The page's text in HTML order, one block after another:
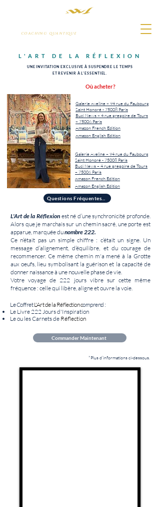
COACHING QUANTIQUE
L'ART DE LA RÉFLEXION
UNE INVITATION EXCLUSIVE À SUSPENDRE LE TEMPS
ET REVENIR À L'ESSENTIEL.
Où acheter?
Galerie Aveline – 94 rue du Faubourg
Saint Honoré - 75008 Paris
Buci News – 4 rue gregoire de Tours
– 75006 Paris
Amazon French Edition
Amazon English Edition
Galerie Aveline – 94 rue du Faubourg
Saint Honoré - 75008 Paris
Buci News – 4 rue gregoire de Tours
– 75006 Paris
Amazon French Edition
Amazon English Edition
Questions Fréquentes...
L'Art de la Réflexionest né d’une synchronicité profonde.
Alors que je marchais sur un chemin sacré, une porte est
apparue, marquée dunombre 222.
Ce n’était pas un simple chiffre : c’était un signe. Un
message d’alignement, d’équilibre, et du courage de
recommencer. Ce même chemin m'a mené à la Grotte
aux oeufs, lieu symbolisant la guérison et la capacité de
donner naissance à une nouvelle phase de vie.
Votre voyage de 222 jours vibre sur cette même
fréquence : celle qui libère, aligne et ouvre la voie.
Le CoffretL'Art de la Réflection comprend :
Le Livre 222 Jours d'Inspiration
Le ou les Carnets de Réflection
Commander Maintenant
*Plus d’informations ci-dessous.